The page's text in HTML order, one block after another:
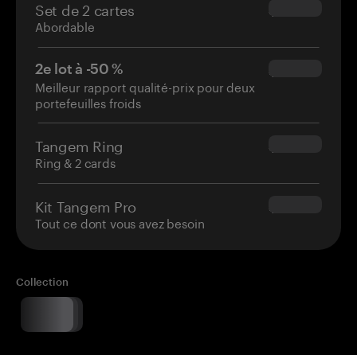
Set de 2 cartes
Abordable
$54.90
2e lot à -50 %
Meilleur rapport qualité-prix pour deux
portefeuilles froids
$34.95
Tangem Ring
Ring & 2 cards
$160.00
Kit Tangem Pro
Tout ce dont vous avez besoin
$180.00
Collection